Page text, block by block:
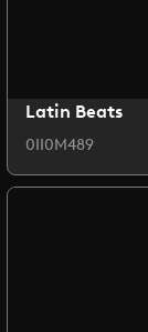
Latin Beats
0II0M489